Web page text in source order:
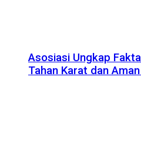
Asosiasi Ungkap
Tahan Karat dan